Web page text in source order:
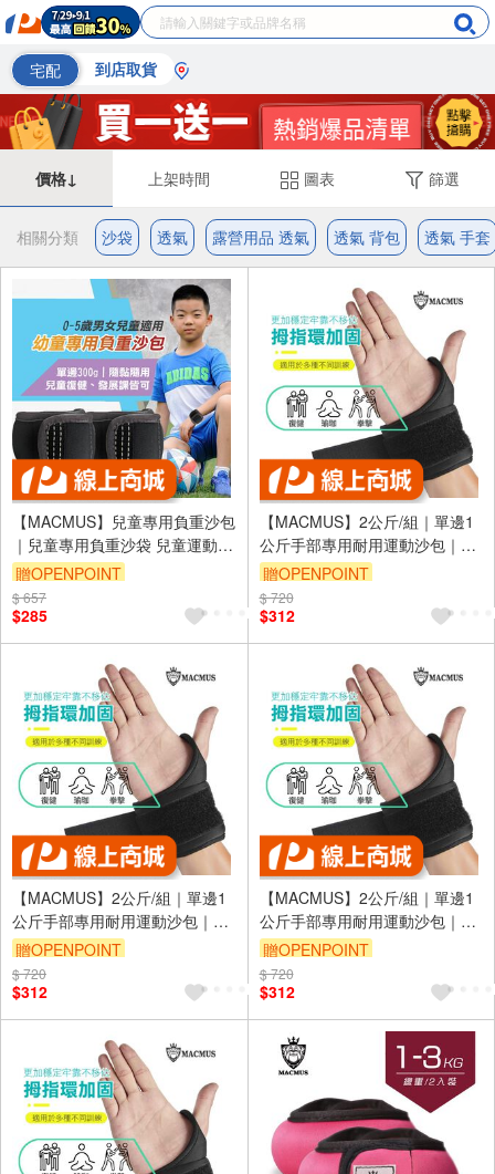
宅配 到店取貨
價格↓ 上架時間 圖表 篩選
相關分類 沙袋 透氣 露營用品 透氣 透氣 背包 透氣 手套
【MACMUS】兒童專用負重沙包
｜兒童專用負重沙袋 兒童運動沙
包兒童運動沙袋 幼童綁手綁腿沙
包職能課沙包 兒童複健沙包(裸
包出貨)
贈OPENPOINT
$ 657
$285
【MACMUS】2公斤/組｜單邊1
公斤手部專用耐用運動沙包｜健
身沙袋負重沙包｜綁手沙袋腳踝
沙袋復健沙包｜運動沙袋負重沙
袋(裸包出貨)
贈OPENPOINT
$ 720
$312
【MACMUS】2公斤/組｜單邊1
公斤手部專用耐用運動沙包｜健
身沙袋負重沙包｜綁手沙袋腳踝
沙袋復健沙包｜運動沙袋負重沙
袋(裸包出貨)
贈OPENPOINT
$ 720
$312
【MACMUS】2公斤/組｜單邊1
公斤手部專用耐用運動沙包｜健
身沙袋負重沙包｜綁手沙袋腳踝
沙袋復健沙包｜運動沙袋負重沙
袋(裸包出貨)
贈OPENPOINT
$ 720
$312